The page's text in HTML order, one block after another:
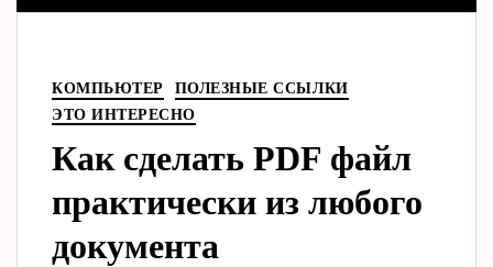
КОМПЬЮТЕР
ПОЛЕЗНЫЕ ССЫЛКИ
ЭТО ИНТЕРЕСНО
Как сделать PDF файл
практически из любого
документа